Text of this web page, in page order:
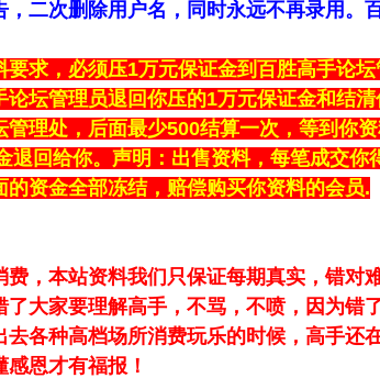
，二次删除用户名，同时永远不再录用。
要求，必须压1万元保证金到百胜高手论
论坛管理员退回你压的1万元保证金和结
管理处，后面最少500结算一次，等到你
退回给你。声明：出售资料，每笔成交
的资金全部冻结，赔偿购买你资料的会员.
费，本站资料我们只保证每期真实，错对
了大家要理解高手，不骂，不喷，因为错
去各种高档场所消费玩乐的时候，高手还
恩才有福报！